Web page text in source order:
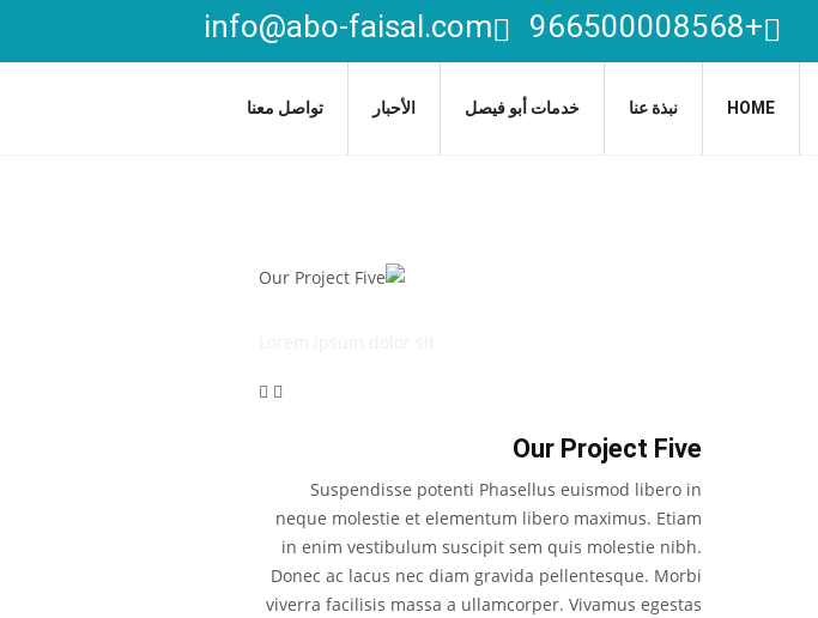
+966500008568
info@abo-faisal.com
HOME نبذة عنا خدمات أبو فيصل الأحبار تواصل معنا
Our Project Five
Suspendisse potenti Phasellus euismod libero in
neque molestie et elementum libero maximus. Etiam
in enim vestibulum suscipit sem quis molestie nibh.
Donec ac lacus nec diam gravida pellentesque. Morbi
viverra facilisis massa a ullamcorper. Vivamus egestas